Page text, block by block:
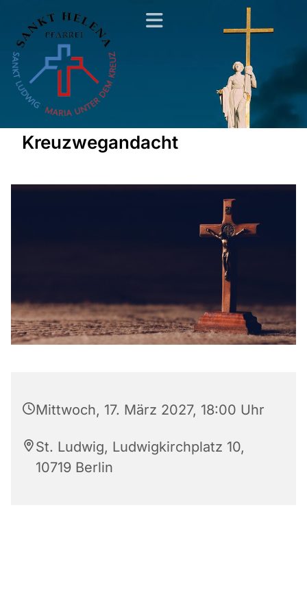
Kreuzwegandacht
Mittwoch, 17. März 2027, 18:00 Uhr
St. Ludwig, Ludwigkirchplatz 10,
10719 Berlin